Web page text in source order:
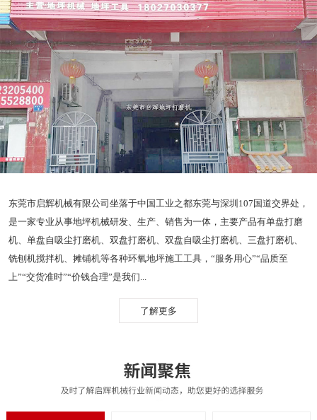
东莞市启辉机械有限公司坐落于中国工业之都东莞与深圳107国道交界处，
是一家专业从事地坪机械研发、生产、销售为一体，主要产品有单盘打磨
机、单盘自吸尘打磨机、双盘打磨机、双盘自吸尘打磨机、三盘打磨机、
铣刨机搅拌机、摊铺机等各种环氧地坪施工工具，“服务用心”“品质至
上”“交货准时”“价钱合理”是我们...
了解更多